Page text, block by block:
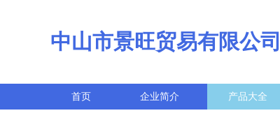
中山市景旺贸易有限公司
首页 企业简介 产品大全